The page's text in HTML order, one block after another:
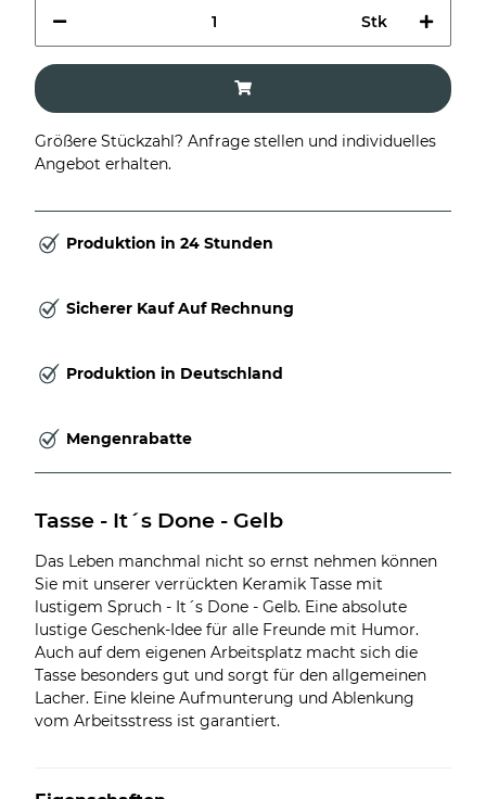
Stk
Größere Stückzahl? Anfrage stellen und individuelles
Angebot erhalten.
Produktion in 24 Stunden
Sicherer Kauf Auf Rechnung
Produktion in Deutschland
Mengenrabatte
Tasse - It´s Done - Gelb
Das Leben manchmal nicht so ernst nehmen können
Sie mit unserer verrückten Keramik Tasse mit
lustigem Spruch - It´s Done - Gelb. Eine absolute
lustige Geschenk-Idee für alle Freunde mit Humor.
Auch auf dem eigenen Arbeitsplatz macht sich die
Tasse besonders gut und sorgt für den allgemeinen
Lacher. Eine kleine Aufmunterung und Ablenkung
vom Arbeitsstress ist garantiert.